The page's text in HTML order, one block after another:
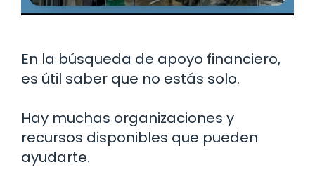
En la búsqueda de apoyo financiero,
es útil saber que no estás solo.
Hay muchas organizaciones y
recursos disponibles que pueden
ayudarte.